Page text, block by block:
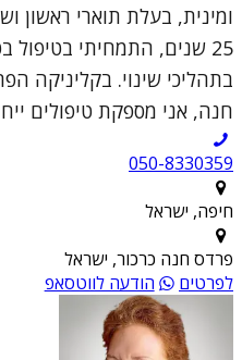
ומינית, בעלת תוארי ראשון
25 שנים, התמחיתי בטיפול
בתהליכי שינוי. בקליניקה
חנה, אני מספקת טיפולים
050-8330359
חיפה, ישראל
פרדס חנה כרכור, ישראל
לפרטים
הודעה לווטסאפ